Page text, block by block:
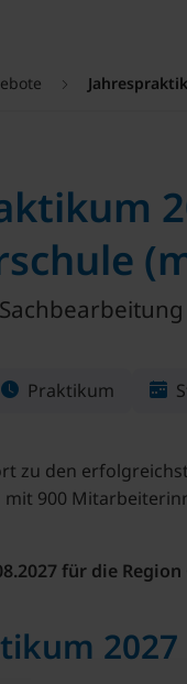
Praktikum
zu den
900
für die